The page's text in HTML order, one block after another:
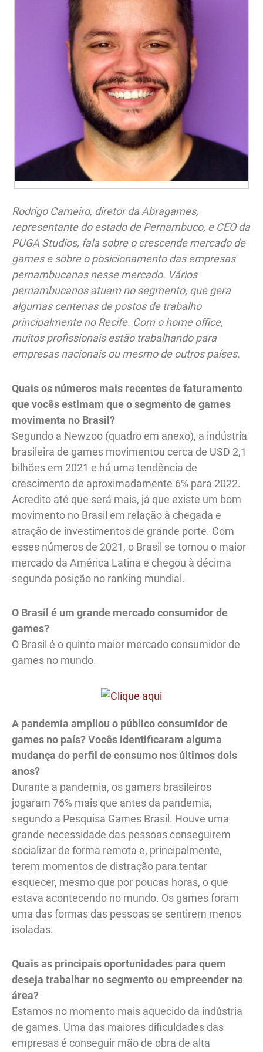
Rodrigo Carneiro, diretor da Abragames,
representante do estado de Pernambuco, e CEO da
PUGA Studios, fala sobre o crescende mercado de
games e sobre o posicionamento das empresas
pernambucanas nesse mercado. Vários
pernambucanos atuam no segmento, que gera
algumas centenas de postos de trabalho
principalmente no Recife. Com o home office,
muitos profissionais estão trabalhando para
empresas nacionais ou mesmo de outros países.
Quais os números mais recentes de faturamento
que vocês estimam que o segmento de games
movimenta no Brasil?
Segundo a Newzoo (quadro em anexo), a indústria
brasileira de games movimentou cerca de USD 2,1
bilhões em 2021 e há uma tendência de
crescimento de aproximadamente 6% para 2022.
Acredito até que será mais, já que existe um bom
movimento no Brasil em relação à chegada e
atração de investimentos de grande porte. Com
esses números de 2021, o Brasil se tornou o maior
mercado da América Latina e chegou à décima
segunda posição no ranking mundial.
O Brasil é um grande mercado consumidor de
games?
O Brasil é o quinto maior mercado consumidor de
games no mundo.
A pandemia ampliou o público consumidor de
games no país? Vocês identificaram alguma
mudança do perfil de consumo nos últimos dois
anos?
Durante a pandemia, os gamers brasileiros
jogaram 76% mais que antes da pandemia,
segundo a Pesquisa Games Brasil. Houve uma
grande necessidade das pessoas conseguirem
socializar de forma remota e, principalmente,
terem momentos de distração para tentar
esquecer, mesmo que por poucas horas, o que
estava acontecendo no mundo. Os games foram
uma das formas das pessoas se sentirem menos
isoladas.
Quais as principais oportunidades para quem
deseja trabalhar no segmento ou empreender na
área?
Estamos no momento mais aquecido da indústria
de games. Uma das maiores dificuldades das
empresas é conseguir mão de obra de alta